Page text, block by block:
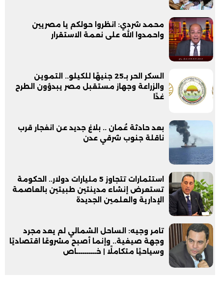
محمد شردي: انظروا حولكم يا مصريين
واحمدوا الله على نعمة الاستقرار
السكر الحر بـ25 جنيهًا للكيلو.. التموين
والزراعة وجهاز مستقبل مصر يبدؤون الطرح
غدًا
بعد حادثة عُمان .. بلاغ جديد عن انفجار قرب
ناقلة جنوب شرقي عدن
استثمارات تتجاوز 5 مليارات دولار.. الحكومة
تستعرض إنشاء مدينتين طبيتين بالعاصمة
الإدارية والعلمين الجديدة
تامر وجيه: الساحل الشمالي لم يعد مجرد
وجهة صيفية.. وإنما أصبح مشروعًا اقتصاديًا
وسياحيًا متكاملًا | خــــــــــاص